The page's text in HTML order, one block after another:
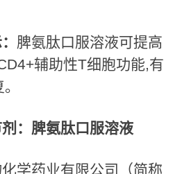
脾氨肽口服溶液可提高
辅助性T细胞功能,有
：脾氨肽口服溶液
学药业有限公司（简称